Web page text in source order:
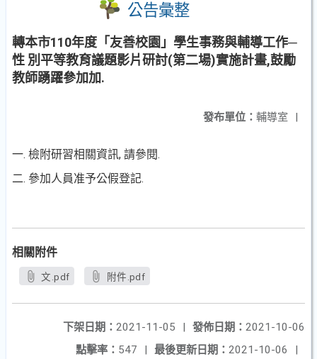
公告彙整
轉本市110年度「友善校園」學生事務與輔導工作─
性 別平等教育議題影片研討(第二場)實施計畫,鼓勵
教師踴躍參加加.
發布單位： 輔導室 |
一. 檢附研習相關資訊, 請參閱.
二. 參加人員准予公假登記.
相關附件
文.pdf 附件.pdf
發佈日期： 2021-10-06
下架日期： 2021-11-05
|
最後更新日期： 2021-10-06 |
點擊率： 547 |